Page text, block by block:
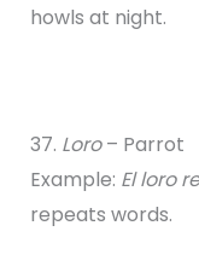
howls at night.
37. Loro– Parrot
Example: El loro
repeats words.